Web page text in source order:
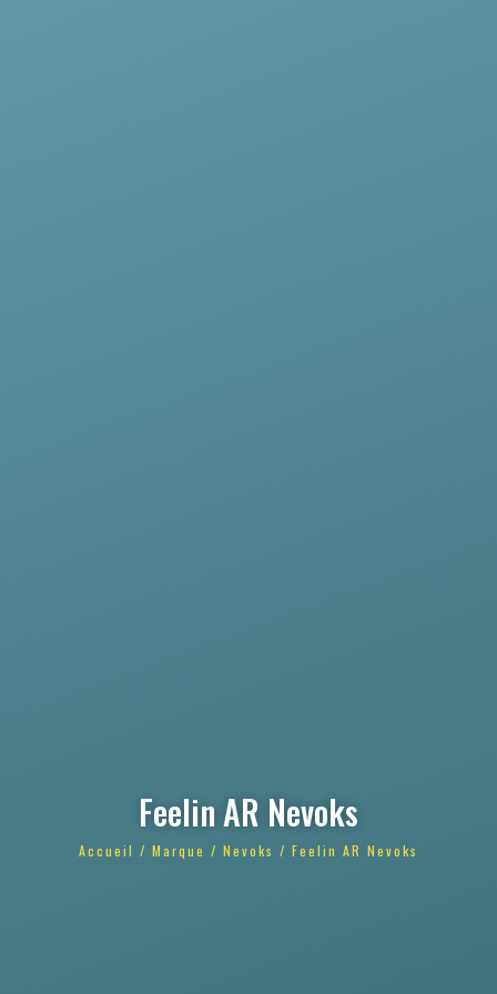
Feelin AR Nevoks
Accueil / Marque / Nevoks / Feelin AR Nevoks